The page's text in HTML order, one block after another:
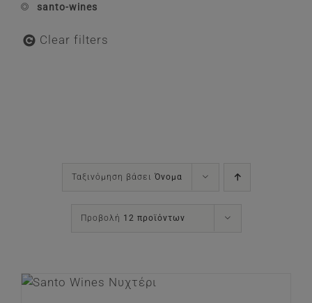
Ταξινόμηση βάσει Όνομα
Προβολή 12 προϊόντων
santo-wines
Clear filters